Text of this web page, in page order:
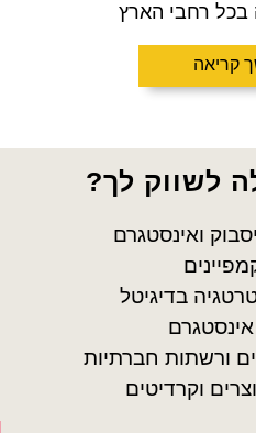
בכל רחבי הארץ
קריאה
לשווק לך?
ואינסטגרם
בדיגיטל
ורשתות חברתיות
וקרדיטים